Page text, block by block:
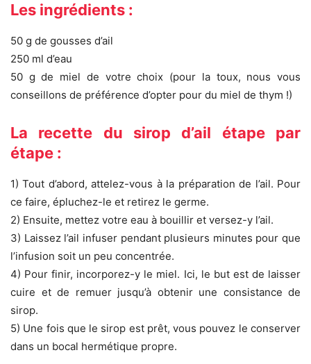
Les ingrédients :
50 g de gousses d’ail
250 ml d’eau
50 g de miel de votre choix (pour la toux, nous vous
conseillons de préférence d’opter pour du miel de thym !)
La recette du sirop d’ail étape par
étape :
1) Tout d’abord, attelez-vous à la préparation de l’ail. Pour
ce faire, épluchez-le et retirez le germe.
2) Ensuite, mettez votre eau à bouillir et versez-y l’ail.
3) Laissez l’ail infuser pendant plusieurs minutes pour que
l’infusion soit un peu concentrée.
4) Pour finir, incorporez-y le miel. Ici, le but est de laisser
cuire et de remuer jusqu’à obtenir une consistance de
sirop.
5) Une fois que le sirop est prêt, vous pouvez le conserver
dans un bocal hermétique propre.